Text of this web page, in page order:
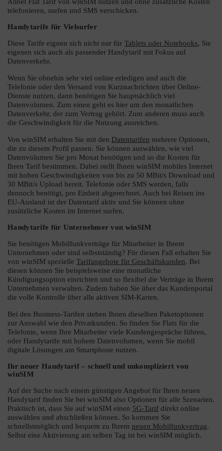
Allnet Flat Tarif von winSIM nutzen und ohne zusätzliche Kosten
telefonieren, surfen und SMS verschicken.
Handytarife für Vielsurfer
Diese Tarife eignen sich nicht nur für Tablets oder Notebooks, Sie
eigenen sich auch als passender Handytarif mit Fokus auf
Datenverkehr.
Wenn Sie ohnehin sehr viel online erledigen und auch die
Telefonie oder den Versand von Kurznachrichten über Online-
Dienste nutzen, dann benötigen Sie hauptsächlich viel
Datenvolumen. Zum einen geht es hier um den monatlichen
Datenverkehr, der zum Vertrag gehört. Zum anderen muss auch
die Geschwindigkeit für die Nutzung ausreichen.
Von winSIM erhalten Sie mit den Datentarifen mehrere Optionen,
die zu diesem Profil passen. Sie können auswählen, wie viel
Datenvolumen Sie pro Monat benötigen und so die Kosten für
Ihren Tarif bestimmen. Dabei stellt Ihnen winSIM mobiles Internet
mit hohen Geschwindigkeiten von bis zu 50 MBit/s Download und
30 MBit/s Upload bereit. Telefonie oder SMS werden, falls
dennoch benötigt, pro Einheit abgerechnet. Auch bei Reisen ins
EU-Ausland ist der Datentarif aktiv und Sie können ohne
zusätzliche Kosten im Internet surfen.
Handytarife für Unternehmer von winSIM
Sie benötigen Mobilfunkverträge für Mitarbeiter in Ihrem
Unternehmen oder sind selbstständig? Für diesen Fall erhalten Sie
von winSIM spezielle Tarifangebote für Geschäftskunden. Bei
diesen können Sie beispielsweise eine monatliche
Kündigungsoption einrichten und so flexibel die Verträge in Ihrem
Unternehmen verwalten. Zudem haben Sie über das Kundenportal
die volle Kontrolle über alle aktiven SIM-Karten.
Bei den Business-Tarifen stehen Ihnen dieselben Paketoptionen
zur Auswahl wie den Privatkunden. So finden Sie Flats für die
Telefonie, wenn Ihre Mitarbeiter viele Kundengespräche führen,
oder Handytarife mit hohem Datenvolumen, wenn Sie mobil
digitale Lösungen am Smartphone nutzen.
Ihr neuer Handytarif – schnell und unkompliziert von
winSIM
Auf der Suche nach einem günstigen Angebot für Ihren neuen
Handytarif finden Sie bei winSIM also Optionen für alle Szenarien.
Praktisch ist, dass Sie auf winSIM einen 5G-Tarif direkt online
auswählen und abschließen können. So kommen Sie
schnellstmöglich und bequem zu Ihrem neuen Mobilfunkvertrag.
Selbst eine Aktivierung am selben Tag ist bei winSIM möglich.